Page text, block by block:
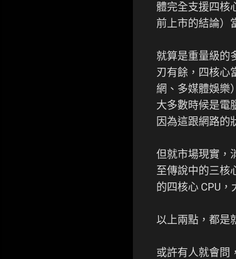
體完全支援四核
前上市的結論）
就算是重量級的
刃有餘，四核心
網、多媒體娛樂
大多數時候是電
因為這跟網路的
但就市場現實，
至傳說中的三核
的四核心 CPU
以上兩點，都是
或許有人就會問